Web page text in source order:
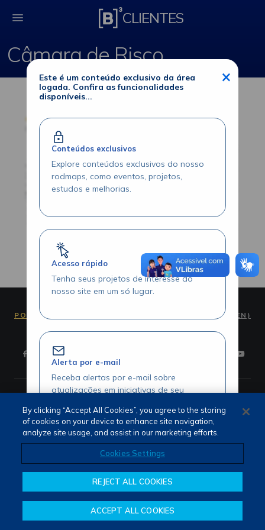
Câmara de Risco
CLIENTES
Câmara de Risco
Este é um conteúdo exclusivo da área
logada. Confira as funcionalidades
disponíveis...
×
Conteúdos exclusivos
Explore conteúdos exclusivos do nosso
rodmaps, como eventos, projetos,
estudos e melhorias.
Acesso rápido
Tenha seus projetos de interesse do
nosso site em um só lugar.
Alerta por e-mail
Receba alertas por e-mail sobre
atualizações em iniciativas de seu
Acesse seus projetos com agilidade
Visualize seus itens favoritados através
da área logada.
PORTUGUÊS (PT) ENGLISH (EN)
Fale Conosco
Canal de Denúncias
By clicking “Accept All Cookies”, you agree to the storing
of cookies on your device to enhance site navigation,
analyze site usage, and assist in our marketing efforts.
Cookies Settings
REJECT ALL COOKIES
ACCEPT ALL COOKIES